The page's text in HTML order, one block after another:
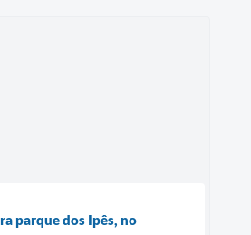
parque dos Ipês, no